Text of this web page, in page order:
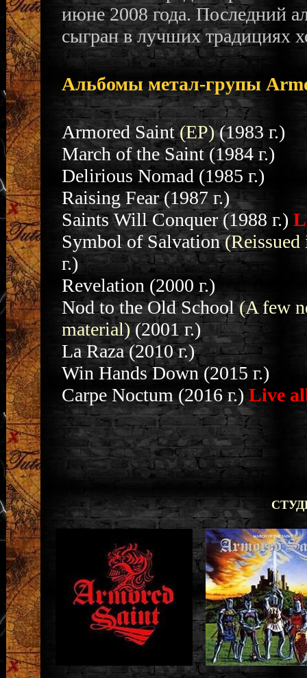
июне 2008 года. Последний
сыгран в лучших традициях
Альбомы метал-групы
Armored Saint(EP)(1983 г.)
March of the Saint (1984 г.)
Delirious Nomad (1985 г.)
Raising Fear (1987 г.)
Saints Will Conquer(1988 г.)
Symbol of Salvation
г.)
Revelation (2000 г.)
Nod to the Old School(A few
material)(2001 г.)
La Raza (2010 г.)
Win Hands Down (2015 г.)
Carpe Noctum (2016 г.) Live